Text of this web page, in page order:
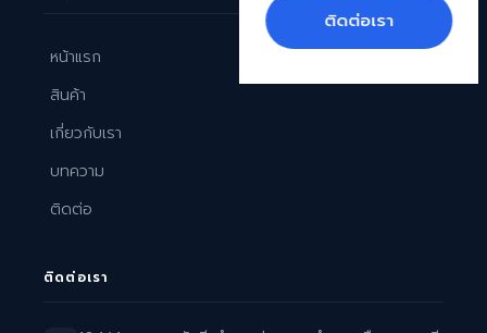
ติดต่อเรา
หน้าแรก
สินค้า
เกี่ยวกับเรา
บทความ
ติดต่อ
ติดต่อเรา